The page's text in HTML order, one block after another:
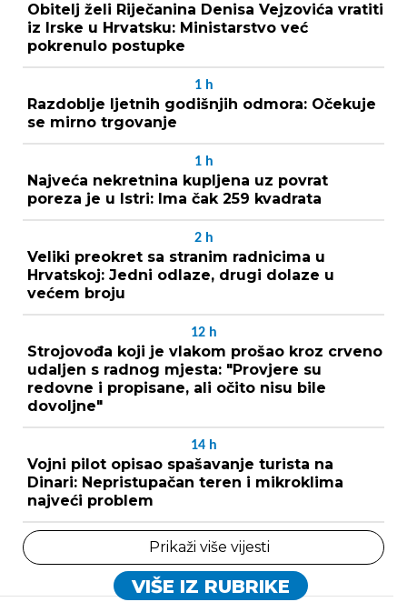
Obitelj želi Riječanina Denisa Vejzovića vratiti
iz Irske u Hrvatsku: Ministarstvo već
pokrenulo postupke
1 h
Razdoblje ljetnih godišnjih odmora: Očekuje
se mirno trgovanje
1 h
Najveća nekretnina kupljena uz povrat
poreza je u Istri: Ima čak 259 kvadrata
2 h
Veliki preokret sa stranim radnicima u
Hrvatskoj: Jedni odlaze, drugi dolaze u
većem broju
12 h
Strojovođa koji je vlakom prošao kroz crveno
udaljen s radnog mjesta: "Provjere su
redovne i propisane, ali očito nisu bile
dovoljne"
14 h
Vojni pilot opisao spašavanje turista na
Dinari: Nepristupačan teren i mikroklima
najveći problem
Prikaži više vijesti
VIŠE IZ RUBRIKE